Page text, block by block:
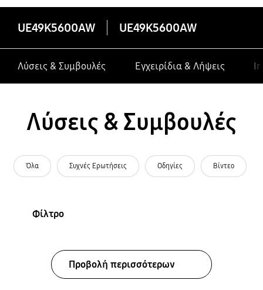
UE49K5600AW UE49K5600AW
Λύσεις & Συμβουλές Εγχειρίδια & Λήψεις
Λύσεις & Συμβουλές
Όλα Συχνές Ερωτήσεις Οδηγίες Βίντεο
Φίλτρο
Προβολή περισσότερων